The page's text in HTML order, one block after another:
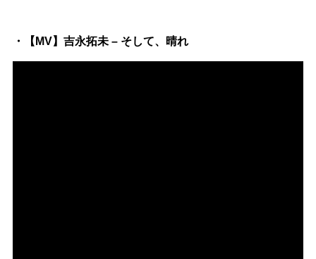
・【MV】吉永拓未 – そして、晴れ